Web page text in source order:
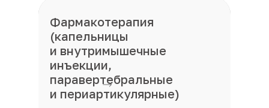
Ксенонотерапия
Фармакотерапия
(капельницы
и внутримышечные
инъекции,
паравертебральные
и периартикулярные)